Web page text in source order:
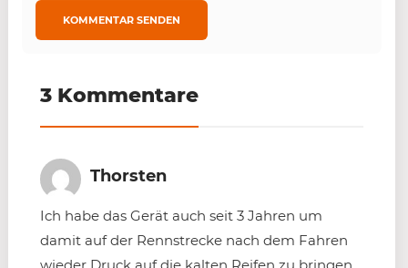
3 Kommentare
Thorsten
Ich habe das Gerät auch seit 3 Jahren um
damit auf der Rennstrecke nach dem Fahren